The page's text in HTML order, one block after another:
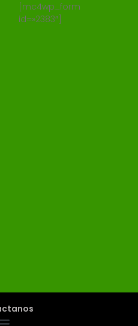
[mc4wp_form
id=»2383″]